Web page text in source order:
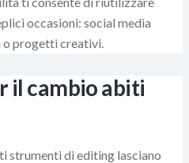
occasioni: social media
progetti creativi.
il cambio abiti
strumenti di editing lasciano